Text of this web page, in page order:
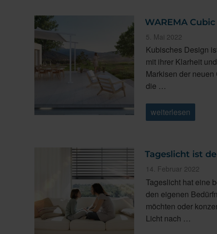
WAREMA
Veröffentlicht
am
5. Mai 2022
Kubisches Design
mit ihrer Klarheit
Markisen der
die …
„WAREMA
Cubic
Design
für
Markisen“
weiterlesen
Tageslicht ist
Veröffentlicht
am
14. Februar 2022
Tageslicht hat eine
den eigenen
möchten oder
Licht nach …